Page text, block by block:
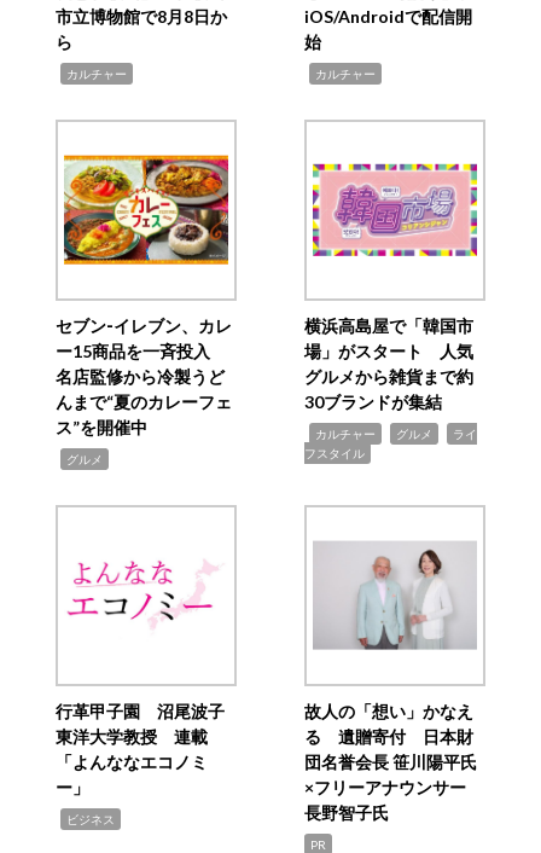
市立博物館で8月8日か
ら
カルチャー
iOS/Androidで配信開
始
カルチャー
セブン‐イレブン、カレ
ー15商品を一斉投入
名店監修から冷製うど
んまで“夏のカレーフェ
ス”を開催中
グルメ
横浜高島屋で「韓国市
場」がスタート 人気
グルメから雑貨まで約
30ブランドが集結
カルチャー グルメ
ライ
フスタイル
行革甲子園 沼尾波子
東洋大学教授 連載
「よんななエコノミ
ー」
ビジネス
故人の「想い」かなえ
る 遺贈寄付 日本財
団名誉会長 笹川陽平氏
×フリーアナウンサー
長野智子氏
PR